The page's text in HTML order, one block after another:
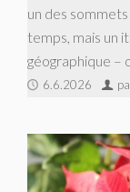
un des
temps, mais un
géographique –
6.6.2026